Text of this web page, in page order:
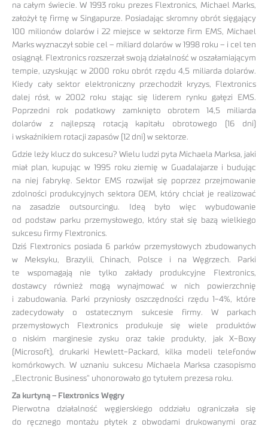
na całym świecie. W 1993 roku prezes Flextronics, Michael Marks,
założył tę firmę w Singapurze. Posiadając skromny obrót sięgający
100 milionów dolarów i 22 miejsce w sektorze firm EMS, Michael
Marks wyznaczył sobie cel – miliard dolarów w 1998 roku – i cel ten
osiągnął. Flextronics rozszerzał swoją działalność w oszałamiającym
tempie, uzyskując w 2000 roku obrót rzędu 4,5 miliarda dolarów.
Kiedy cały sektor elektroniczny przechodził kryzys, Flextronics
dalej rósł, w 2002 roku stając się liderem rynku gałęzi EMS.
Poprzedni rok podatkowy zamknięto obrotem 14,5 miliarda
dolarów z najlepszą rotacją kapitału obrotowego (16 dni)
i wskaźnikiem rotacji zapasów (12 dni) w sektorze.
Gdzie leży klucz do sukcesu? Wielu ludzi pyta Michaela Marksa, jaki
miał plan, kupując w 1995 roku ziemię w Guadalajarze i budując
na niej fabrykę. Sektor EMS rozwijał się poprzez przejmowanie
zdolności produkcyjnych sektora OEM, który chciał je realizować
na zasadzie outsourcingu. Ideą było więc wybudowanie
od podstaw parku przemysłowego, który stał się bazą wielkiego
sukcesu firmy Flextronics.
Dziś Flextronics posiada 6 parków przemysłowych zbudowanych
w Meksyku, Brazylii, Chinach, Polsce i na Węgrzech. Parki
te wspomagają nie tylko zakłady produkcyjne Flextronics,
dostawcy również mogą wynajmować w nich powierzchnię
i zabudowania. Parki przyniosły oszczędności rzędu 1-4%, które
zadecydowały o ostatecznym sukcesie firmy. W parkach
przemysłowych Flextronics produkuje się wiele produktów
o niskim marginesie zysku oraz takie produkty, jak X-Boxy
(Microsoft), drukarki Hewlett-Packard, kilka modeli telefonów
komórkowych. W uznaniu sukcesu Michaela Marksa czasopismo
„Electronic Business” uhonorowało go tytułem prezesa roku.
Za kurtyną – Flextronics Węgry
Pierwotna działalność węgierskiego oddziału ograniczała się
do ręcznego montażu płytek z obwodami drukowanymi oraz